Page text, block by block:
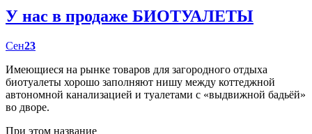
У нас в продаже БИОТУАЛЕТЫ
Сен23
Имеющиеся на рынке товаров для загородного отдыха
биотуалеты хорошо заполняют нишу между коттеджной
автономной канализацией и туалетами с «выдвижной бадьёй»
во дворе.
При этом название